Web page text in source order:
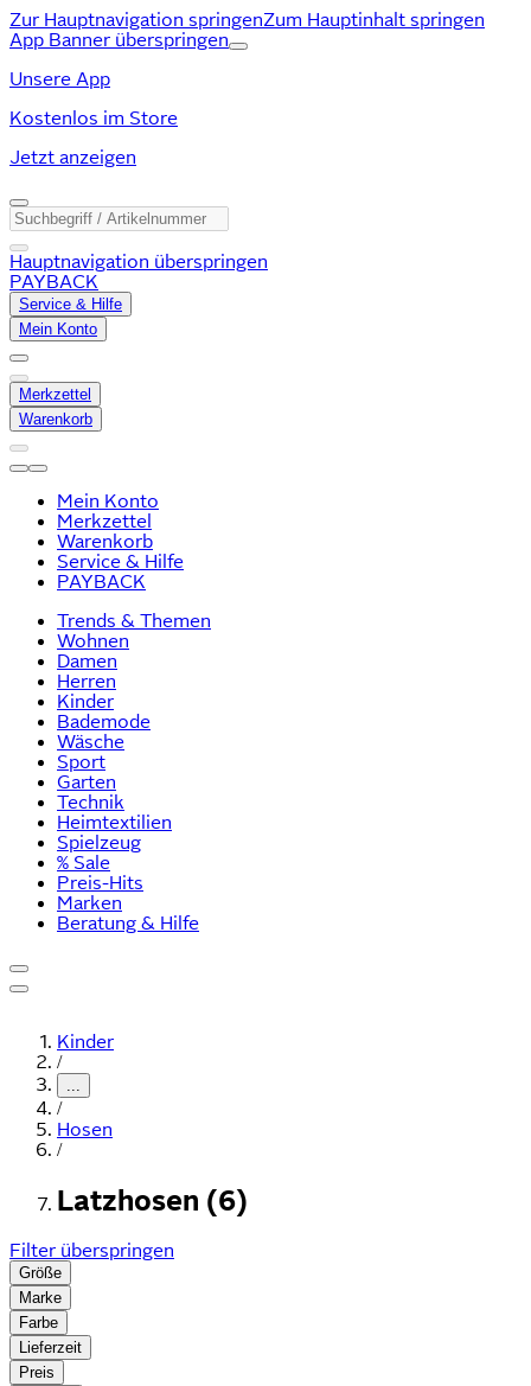
Zur Hauptnavigation springenZum Hauptinhalt springen
App Banner überspringen
Unsere App
Kostenlos im Store
Jetzt anzeigen
Hauptnavigation überspringen
PAYBACK
Service & Hilfe
Mein Konto
Merkzettel
Warenkorb
Mein Konto
Merkzettel
Warenkorb
Service & Hilfe
PAYBACK
Trends & Themen
Wohnen
Damen
Herren
Kinder
Bademode
Wäsche
Sport
Garten
Technik
Heimtextilien
Spielzeug
% Sale
Preis-Hits
Marken
Beratung & Hilfe
Kinder
/
...
/
Hosen
/
Latzhosen (6)
Filter überspringen
Größe
Marke
Farbe
Lieferzeit
Preis